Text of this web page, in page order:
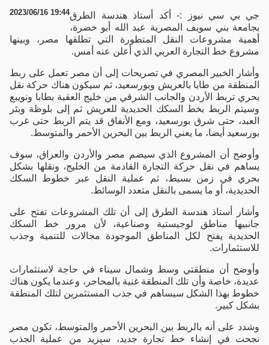
2023/06/16 19:44جي بي سي نيوز :- أكد أستاذ هندسة الطرق
بجامعة بني سويف المصرية عبد الله أبو خضرة،
أهمية مشروعات النقل المتطورة التي تطلقها مصر، وبينها
مشروع خط التجارة العربي الذي أعلن عنه أمس.
وأشار الخبير المصري في تصريحات إلى أن مصر تعمل على ربط
المنطقة من طابا بالعريش وبورسعيد، ثم سيكون هناك حركة نقل
بحري تربط الأردن والجانب الشرقي من خليج العقبة بطابا ونويبع
وسيتم الربط بخط السكك الحديدية للعريش ثم إلى بلوظة وبئر
العبد، حتى شرق بورسعيد، ومع الأنفاق قد يتم الربط حتى غرب
بورسعيد أيضا، ما يعني الربط بين البحرين الأحمر والمتوسط.
وأوضح أن المشروع الذي سيضم مصر والأردن والعراق، سوف
يساهم في نقل حركة التجارة القادمة من الخليج، ونقلها بشكل
بحري في زمن بسيط، ثم عملية النقل عبر خطوط السكك
الحديدية، أو ما يسمى بالنقل متعدد الوسائط.
وأشار أستاذ هندسة الطرق إلى أن تلك المشروعات تفتح على
جانبيها مناطق لوجيستية وصناعية، لأن مرور خط السكك
الحديدية يفتح لكل المناطق الموجودة مجالات للتنمية وجذب
للاستثمارات.
وأوضح أن منطقتي وسط وشمال سيناء في حاجة لاستثمارات
عديدة، خاصة وأن تلك المنطقة غنية بالمحاجر، وعندما يكون هناك
خطوط بهذا الشكل سيساهم في جذب المستثمرين لتلك المنطقة
بشكل كبير.
وشدد على أنه بالربط بين البحرين الأحمر والمتوسط، تكون مصر
نجحت في إنشاء خط تجارة جديد، سيزيد من عملية الجذب